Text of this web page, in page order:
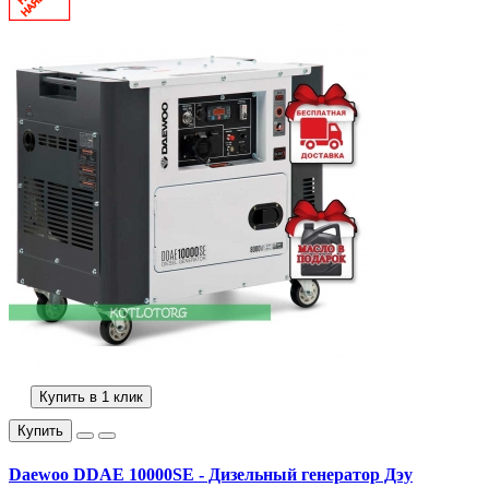
Купить в 1 клик
Купить
Daewoo DDAE 10000SE - Дизельный генератор Дэу